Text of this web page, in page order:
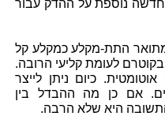
חדשה נוספת על ההדק עבור
התת-מקלע כמקלע קל
לעומת קליעי הרובה.
כיום ניתן לייצר
אם כן מה ההבדל בין
היא שלא הרבה.